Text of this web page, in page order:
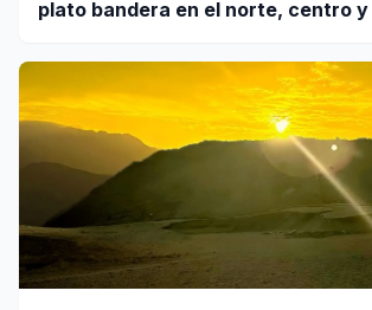
plato bandera en el norte, centro y